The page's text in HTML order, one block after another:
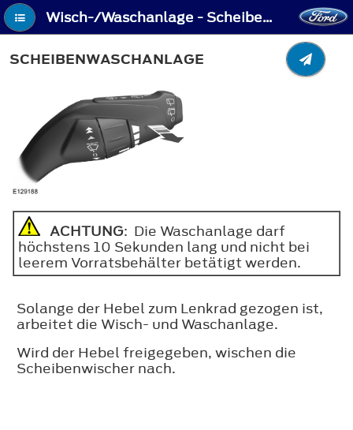
Wisch-/Waschanlage - Scheibenwaschanlage
SCHEIBENWASCHANLAGE
ACHTUNG: Die Waschanlage darf
höchstens 10 Sekunden lang und nicht bei
leerem Vorratsbehälter betätigt werden.
Solange der Hebel zum Lenkrad gezogen ist,
arbeitet die Wisch- und Waschanlage.
Wird der Hebel freigegeben, wischen die
Scheibenwischer nach.